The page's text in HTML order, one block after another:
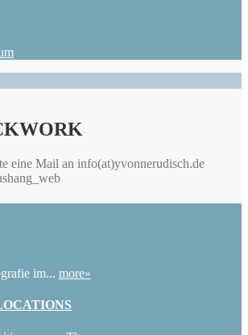
eine Mail an info(at)yvonnerudisch.de
im... more»